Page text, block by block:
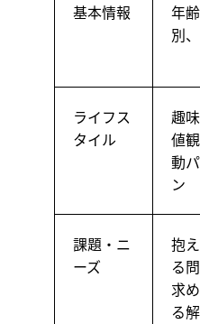
基本情報
年
別
ライフス
タイル
趣
値
動
ン
課題・ニ
ーズ
抱
る問
求
る